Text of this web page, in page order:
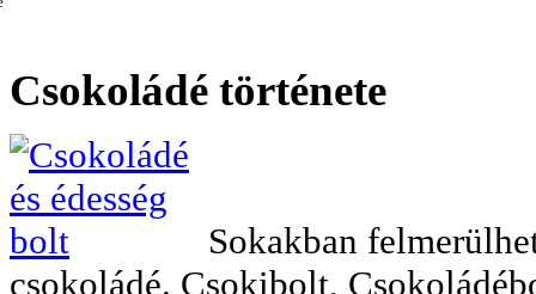
Csokoládé története
Sokakban
csokoládé. Csokibolt,